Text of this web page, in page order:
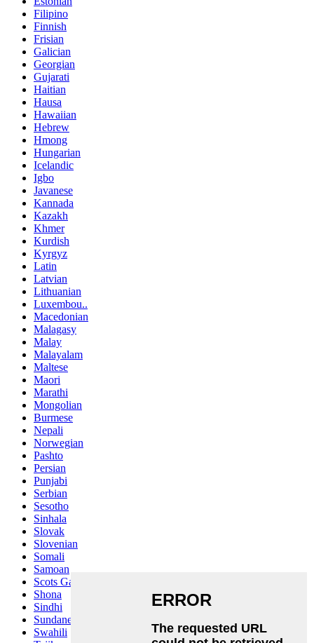
Filipino
Finnish
Frisian
Galician
Georgian
Gujarati
Haitian
Hausa
Hawaiian
Hebrew
Hmong
Hungarian
Icelandic
Igbo
Javanese
Kannada
Kazakh
Khmer
Kurdish
Kyrgyz
Latin
Latvian
Lithuanian
Luxembou..
Macedonian
Malagasy
Malay
Malayalam
Maltese
Maori
Marathi
Mongolian
Burmese
Nepali
Norwegian
Pashto
Persian
Punjabi
Serbian
Sesotho
Sinhala
Slovak
Slovenian
Somali
Samoan
Scots Gaelic
Shona
Sindhi
Sundanese
Swahili